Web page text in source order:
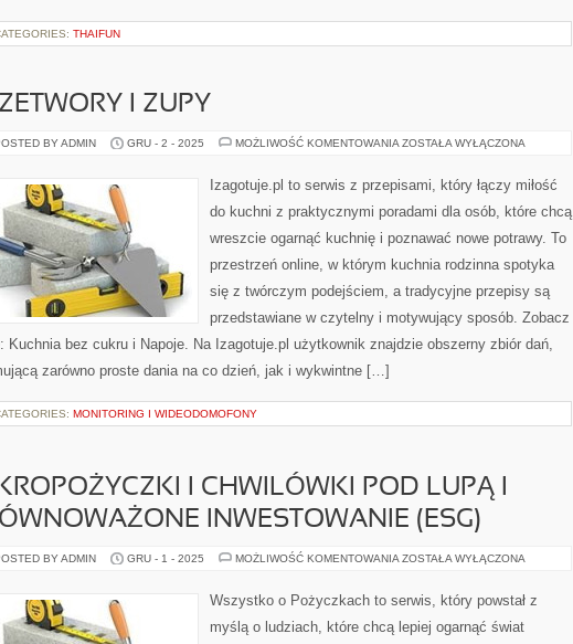
THAIFUN
I ZUPY
BY ADMIN GRU - 2 - 2025 MOŻLIWOŚĆ KOMENTOWANIA PRZETWORY
ZOSTAŁA WYŁĄCZONA
Izagotuje.pl to serwis z przepisami, który łączy miłość
do kuchni z praktycznymi poradami dla osób, które chcą
wreszcie ogarnąć kuchnię i poznawać nowe potrawy. To
przestrzeń online, w którym kuchnia rodzinna spotyka
się z twórczym podejściem, a tradycyjne przepisy są
przedstawiane w czytelny i motywujący sposób. Zobacz
Kuchnia bez cukru i Napoje. Na Izagotuje.pl użytkownik znajdzie obszerny zbiór dań,
zarówno proste dania na co dzień, jak i wykwintne […]
MONITORING I WIDEODOMOFONY
I CHWILÓWKI POD LUPĄ I
INWESTOWANIE (ESG)
BY ADMIN GRU - 1 - 2025 MOŻLIWOŚĆ KOMENTOWANIA MIKROPOŻYCZKI
POD
LUPĄ
ZRÓWNOWAŻONE
ZOSTAŁA WYŁĄCZONA
Wszystko o Pożyczkach to serwis, który powstał z
myślą o ludziach, które chcą lepiej ogarnąć świat